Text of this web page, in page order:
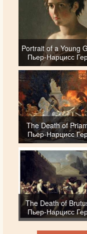
Portrait of a Young
Пьер-Нарцисс
The Death of
Пьер-Нарцисс
The Death of
Пьер-Нарцисс